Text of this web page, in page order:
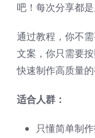
吧！每次分享都
通过教程，你不
文案，你只需要
快速制作高质量
适合人群：
只懂简单制